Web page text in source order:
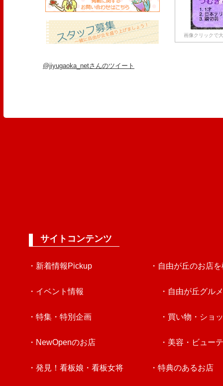
画像クリックで
@jiyugaoka_netさんのツイート
サイトコンテンツ
・新着情報Pickup
・イベント情報
・特集・特別企画
・NewOpenのお店
・発見！看板娘・看板女将
・自由が丘のお店
・自由が丘グルメ
・買い物・ショ
・美容・ビュー
・特典のあるお店